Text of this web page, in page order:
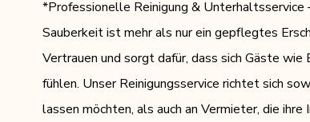
*Professionelle Reinigung & Unterhaltsservice
Sauberkeit ist mehr als nur ein gepflegtes
Vertrauen und sorgt dafür, dass sich Gäste
fühlen. Unser Reinigungsservice richtet sich
lassen möchten, als auch an Vermieter, die